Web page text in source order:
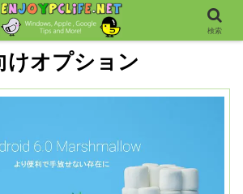
けオプション
検索